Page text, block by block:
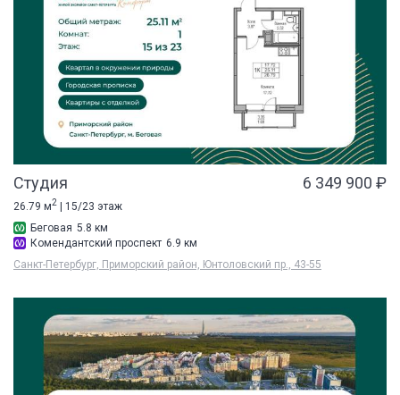
Студия 6 349 900 ₽
26.79 м2
| 15/23 этаж
Беговая 5.8 км
Комендантский проспект 6.9 км
Санкт-Петербург, Приморский район, Юнтоловский пр., 43-55